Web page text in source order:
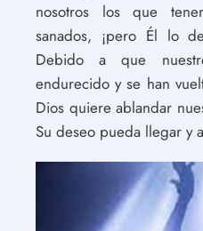
nosotros los que
sanados, ¡pero Él lo
Debido a que
endurecido y se han
Dios quiere ablandar
Su deseo pueda llegar y